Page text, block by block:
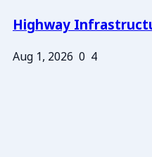
Highway
Aug 1, 2026 0 4